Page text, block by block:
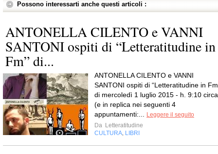
Possono interessarti anche questi articoli :
ANTONELLA CILENTO e VANNI
SANTONI ospiti di “Letteratitudine in
Fm” di...
ANTONELLA CILENTO e VANNI
SANTONI ospiti di “Letteratitudine in
di mercoledì 1 luglio 2015 - h. 9:10 circa
(e in replica nei seguenti 4
appuntamenti:...
Leggere il seguito
Da Letteratitudine
CULTURA LIBRI